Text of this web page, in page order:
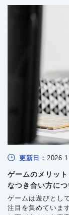
更新日：
ゲームのメリッ
なつき合い方に
ゲームは遊びとし
注目を集めていま